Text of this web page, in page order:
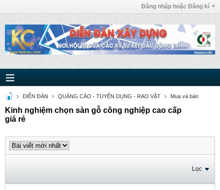
Đăng nhập hoặc Đăng kí
DIỄN ĐÀN QUẢNG CÁO - TUYỂN DỤNG - RAO VẶT Mua và bán
Kinh nghiệm chọn sàn gỗ công nghiệp cao cấp
giá rẻ
Lọc